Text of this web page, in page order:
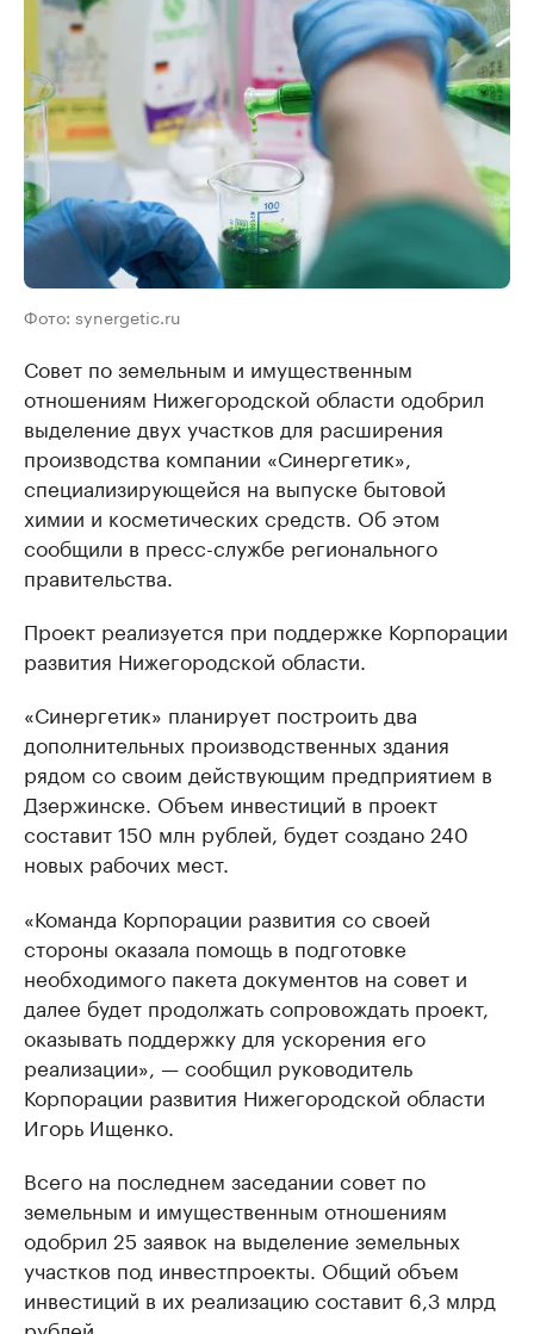
Фото: synergetic.ru
Совет по земельным и имущественным
отношениям Нижегородской области одобрил
выделение двух участков для расширения
производства компании «Синергетик»,
специализирующейся на выпуске бытовой
химии и косметических средств. Об этом
сообщили в пресс-службе регионального
правительства.
Проект реализуется при поддержке Корпорации
развития Нижегородской области.
«Синергетик» планирует построить два
дополнительных производственных здания
рядом со своим действующим предприятием в
Дзержинске. Объем инвестиций в проект
составит 150 млн рублей, будет создано 240
новых рабочих мест.
«Команда Корпорации развития со своей
стороны оказала помощь в подготовке
необходимого пакета документов на совет и
далее будет продолжать сопровождать проект,
оказывать поддержку для ускорения его
реализации», — сообщил руководитель
Корпорации развития Нижегородской области
Игорь Ищенко.
Всего на последнем заседании совет по
земельным и имущественным отношениям
одобрил 25 заявок на выделение земельных
участков под инвестпроекты. Общий объем
инвестиций в их реализацию составит 6,3 млрд